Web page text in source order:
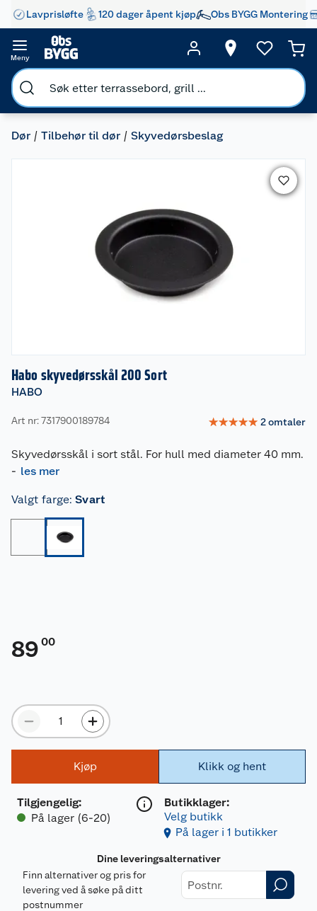
Lavprisløfte 120 dager åpent kjøp Obs BYGG Montering
Meny
Dør Tilbehør til dør Skyvedørsbeslag
Habo skyvedørsskål 200 Sort
HABO
Art nr: 7317900189784 ☆☆☆☆☆ 2omtaler
Skyvedørsskål i sort stål. For hull med diameter 40 mm.
- les mer
Valgt farge: Svart
89 00
Kjøp
Tilgjengelig:
På lager (6-20)
Klikk og hent
Butikklager:
Velg butikk
På lager i 1 butikker
Dine leveringsalternativer
Finn alternativer og pris for
levering ved å søke på ditt
postnummer